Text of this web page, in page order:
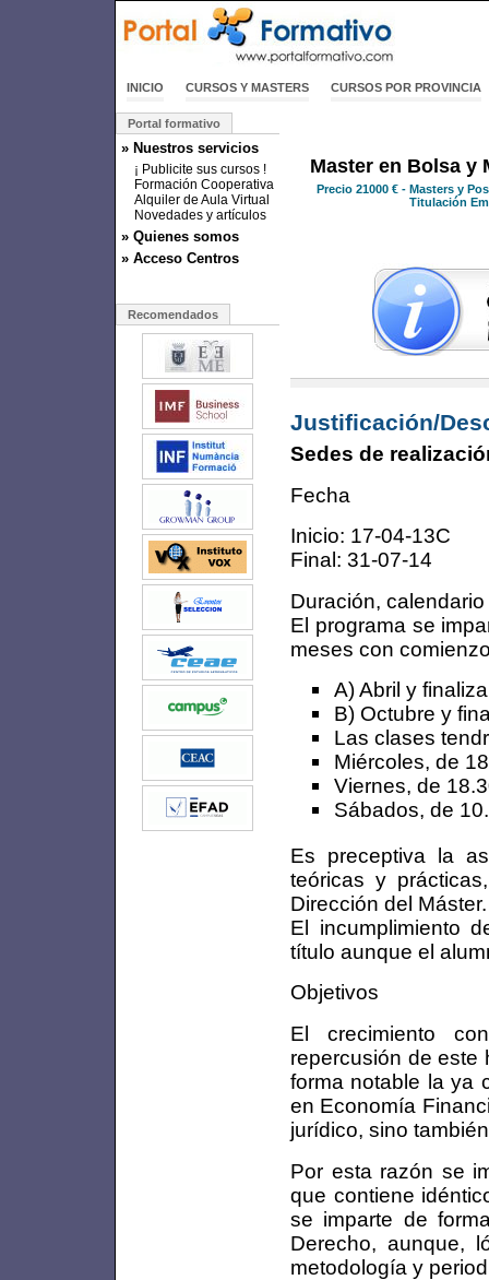
INICIO CURSOS Y MASTERS CURSOS POR PROVINCIA
Portal formativo
» Nuestros servicios
¡ Publicite sus cursos !
Formación Cooperativa
Alquiler de Aula Virtual
Novedades y artículos
» Quienes somos
» Acceso Centros
Recomendados
Master en Bolsa y
Precio 21000 € - Masters y
Titulación
Justificación/
Sedes de
Fecha
Inicio: 17-04-13C
Final: 31-07-14
Duración,
El programa se
meses con
A) Abril y
B) Octubre y
Las clases
Miércoles, de
Viernes, de
Sábados, de
Es preceptiva la
teóricas y
Dirección del Máster.
El incumplimiento
título aunque el
Objetivos
El crecimiento
repercusión de este
forma notable la ya
en Economía
jurídico, sino
Por esta razón se
que contiene
se imparte de
Derecho, aunque,
metodología y